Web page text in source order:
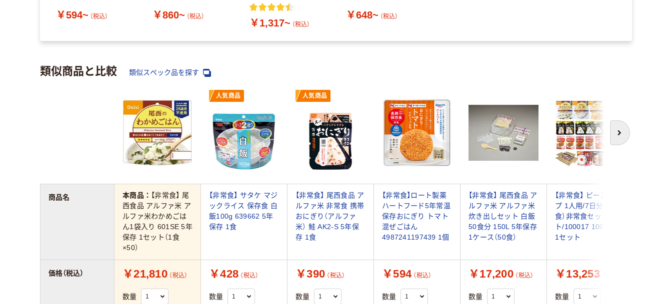
￥594~ （税込） ￥860~ （税込）
￥1,317~ （税込）
￥648~ （税込）
類似商品と比較 類似スペック品を探す
次へ
人気商品 人気商品
本商品： 【非常食】 尾
西食品 アルファ米 ア
ルファ米わかめごは
ん1袋入り 601SE 5年
保存 1セット（1食
×50）
【非常食】 サタケ マジ
ックライス 保存食 白
飯100g 639662 5年
保存 1食
【非常食】 尾西食品 ア
ルファ米 非常食 携帯
おにぎり（アルファ
米） 鮭 AK2-S 5年保
存 1食
【非常食】ロート製薬
ハートフード5年常温
保存おにぎり トマト
混ぜごはん
4987241197439 1個
【非常食】 尾西食品 ア
ルファ米 アルファ米
炊き出しセット 白飯
50食分 150L 5年保存
1ケース（50食）
【非常食】 ピースアッ
プ 1人用/7日分（21
食）非常食セッ
ト/100017 10001724
1セット
￥21,810 （税込）
数量
￥428 （税込）
数量
￥390 （税込）
数量
￥594 （税込）
数量
￥17,200 （税込）
数量
￥13,253
数量
商品名
価格（税込）